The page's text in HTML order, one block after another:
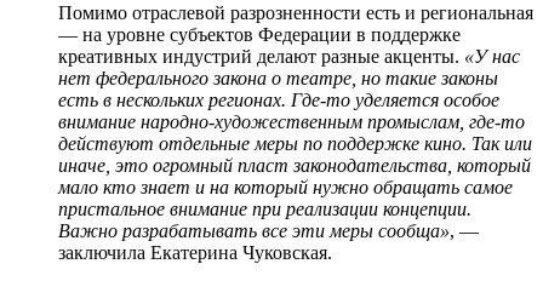
Помимо отраслевой разрозненности есть и региональная
— на уровне субъектов Федерации в поддержке
креативных индустрий делают разные акценты. «У нас
нет федерального закона о театре, но такие законы
есть в нескольких регионах. Где-то уделяется особое
внимание народно-художественным промыслам, где-то
действуют отдельные меры по поддержке кино. Так или
иначе, это огромный пласт законодательства, который
мало кто знает и на который нужно обращать самое
пристальное внимание при реализации концепции.
Важно разрабатывать все эти меры сообща», —
заключила Екатерина Чуковская.